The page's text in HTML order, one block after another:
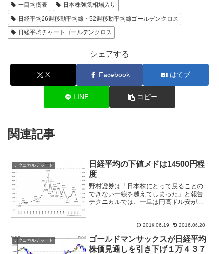
一目均衡表
日本株強気相場入り
日経平均26週移動平均線・52週移動平均線ゴールデンクロス
日経平均チャートゴールデンクロス
シェアする
X Facebook はてブ
LINE コピー
関連記事
テクニカルチャート
日経平均の下値メドは14500円程
度
野村證券は「日本株にとって戻ることの
できない一線を越えてしまった」と報告
テクニカルでは、一旦は円高ドル安が止
となっているため、円安ドル高方向への
2016.06.19 2016.06.20
テクニカルチャート
ゴールドマンサックスが日経平均
株価見通しを引き下げ１万４３７